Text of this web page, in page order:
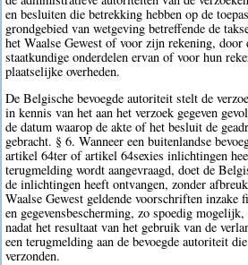
en besluiten die betrekking hebben op de
grondgebied van wetgeving betreffende de
het Waalse Gewest of voor zijn rekening,
staatkundige onderdelen ervan of voor hun
plaatselijke overheden.
De Belgische bevoegde autoriteit stelt de
in kennis van het aan het verzoek gegeven
de datum waarop de akte of het besluit de
gebracht. § 6. Wanneer een buitenlandse
artikel 64ter of artikel 64sexies inlichtingen
terugmelding wordt aangevraagd, doet de
de inlichtingen heeft ontvangen, zonder
Waalse Gewest geldende voorschriften inzake
en gegevensbescherming, zo spoedig
nadat het resultaat van het gebruik van de
een terugmelding aan de bevoegde autoriteit
verzonden.